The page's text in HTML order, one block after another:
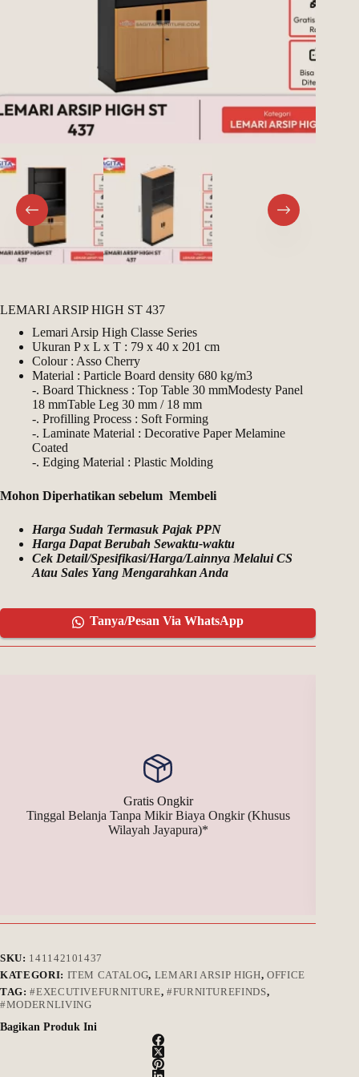
LEMARI ARSIP HIGH ST 437
Lemari Arsip High Classe Series
Ukuran P x L x T : 79 x 40 x 201 cm
Colour : Asso Cherry
Material : Particle Board density 680 kg/m3
-. Board Thickness : Top Table 30 mmModesty Panel
18 mmTable Leg 30 mm / 18 mm
-. Profilling Process : Soft Forming
-. Laminate Material : Decorative Paper Melamine
Coated
-. Edging Material : Plastic Molding
Mohon Diperhatikan sebelum Membeli
Harga Sudah Termasuk Pajak PPN
Harga Dapat Berubah Sewaktu-waktu
Cek Detail/Spesifikasi/Harga/Lainnya Melalui CS
Atau Sales Yang Mengarahkan Anda
Tanya/Pesan Via WhatsApp
Gratis Ongkir
Tinggal Belanja Tanpa Mikir Biaya Ongkir (Khusus
Wilayah Jayapura)*
SKU: 141142101437
KATEGORI: ITEM CATALOG, LEMARI ARSIP HIGH, OFFICE
TAG:#EXECUTIVEFURNITURE, #FURNITUREFINDS,
#MODERNLIVING
Bagikan Produk Ini